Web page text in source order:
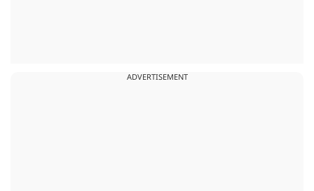
ADVERTISEMENT